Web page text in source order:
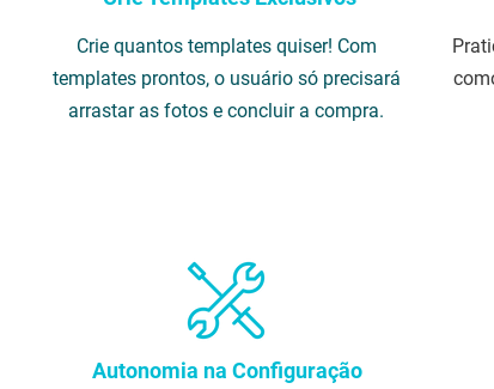
Crie quantos templates quiser! Com
templates prontos, o usuário só precisará
arrastar as fotos e concluir a compra.
Autonomia na Configuração